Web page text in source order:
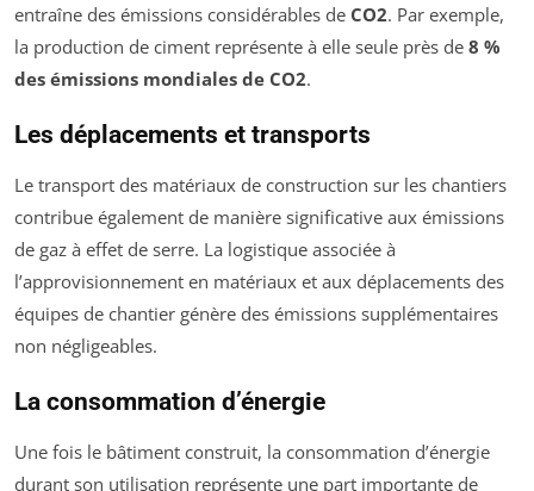
entraîne des émissions considérables de CO2. Par exemple,
la production de ciment représente à elle seule près de 8 %
des émissions mondiales de CO2.
Les déplacements et transports
Le transport des matériaux de construction sur les chantiers
contribue également de manière significative aux émissions
de gaz à effet de serre. La logistique associée à
l’approvisionnement en matériaux et aux déplacements des
équipes de chantier génère des émissions supplémentaires
non négligeables.
La consommation d’énergie
Une fois le bâtiment construit, la consommation d’énergie
durant son utilisation représente une part importante de